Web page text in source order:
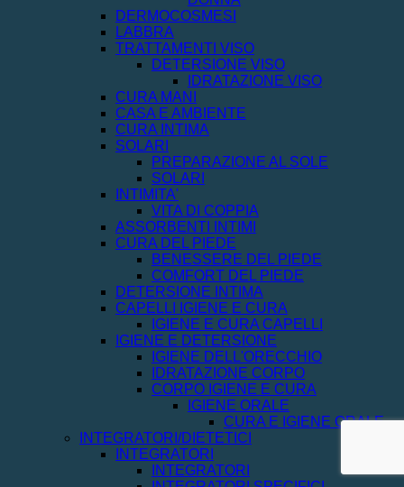
DERMOCOSMESI
LABBRA
TRATTAMENTI VISO
DETERSIONE VISO
IDRATAZIONE VISO
CURA MANI
CASA E AMBIENTE
CURA INTIMA
SOLARI
PREPARAZIONE AL SOLE
SOLARI
INTIMITA'
VITA DI COPPIA
ASSORBENTI INTIMI
CURA DEL PIEDE
BENESSERE DEL PIEDE
COMFORT DEL PIEDE
DETERSIONE INTIMA
CAPELLI IGIENE E CURA
IGIENE E CURA CAPELLI
IGIENE E DETERSIONE
IGIENE DELL'ORECCHIO
IDRATAZIONE CORPO
CORPO IGIENE E CURA
IGIENE ORALE
CURA E IGIENE ORALE
INTEGRATORI/DIETETICI
INTEGRATORI
INTEGRATORI